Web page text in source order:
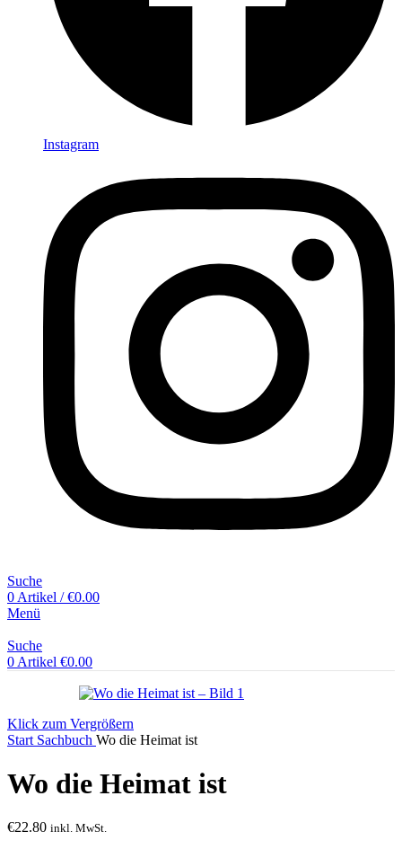
Instagram
Suche
0 Artikel / €0.00
Menü
Suche
0 Artikel €0.00
Klick zum Vergrößern
Start Sachbuch Wo die Heimat ist
Wo die Heimat ist
€22.80 inkl. MwSt.